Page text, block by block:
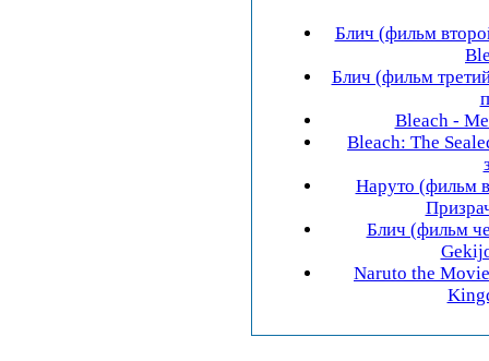
Блич (фильм
Блич (фильм
Bleach -
Bleach: The
Наруто (фильм
Блич (фильм
Naruto the